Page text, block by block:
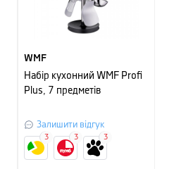
WMF
Набір кухонний WMF Profi
Plus, 7 предметів
Залишити відгук
3 3 3